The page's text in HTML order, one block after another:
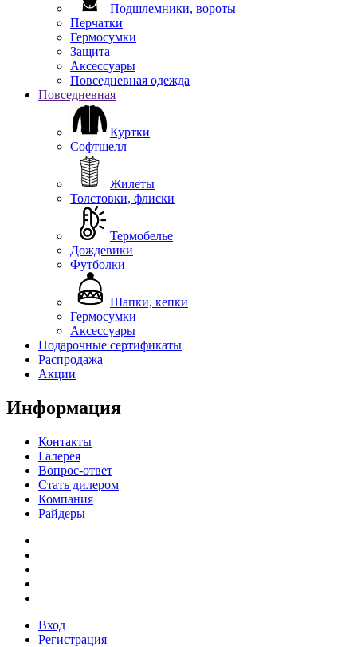
Подшлемники, вороты
Перчатки
Гермосумки
Защита
Аксессуары
Повседневная одежда
Повседневная
Куртки
Софтшелл
Жилеты
Толстовки, флиски
Термобелье
Дождевики
Футболки
Шапки, кепки
Гермосумки
Аксессуары
Подарочные сертификаты
Распродажа
Акции
Информация
Контакты
Галерея
Вопрос-ответ
Стать дилером
Компания
Райдеры
Вход
Регистрация